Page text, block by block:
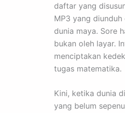
daftar yang
MP3 yang
dunia maya. Sore
bukan oleh layar.
menciptakan
tugas matematika.
Kini, ketika dunia
yang belum